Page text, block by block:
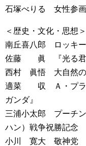
石塚べりる 女性参画
＜歴史・文化・思想＞
南丘喜八郎 ロッキ
佐藤 眞 『光る君へ
西村 眞悟 大自然の
適菜 収 Ａ・プラト
ガンダ』
三浦小太郎 プーチ
ハン）戦争祝勝記念
小川 寛大 敬神党